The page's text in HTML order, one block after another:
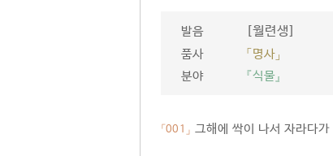
발음 [월련생]
품사
「명사」
분야
『식물』
「001」 그해에 싹이 나서 자라다